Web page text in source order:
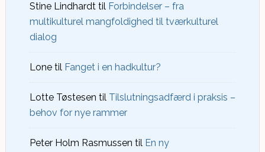
Stine Lindhardttil Forbindelser – fra
multikulturel mangfoldighed til tværkulturel
dialog
Lonetil Fanget i en hadkultur?
Lotte Tøstesen til Tilslutningsadfærd i praksis –
behov for nye rammer
Peter Holm Rasmussen til En ny